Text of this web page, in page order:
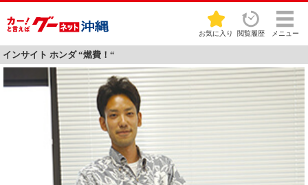
お気に入り 閲覧履歴 メニュー
インサイト ホンダ “燃費！“